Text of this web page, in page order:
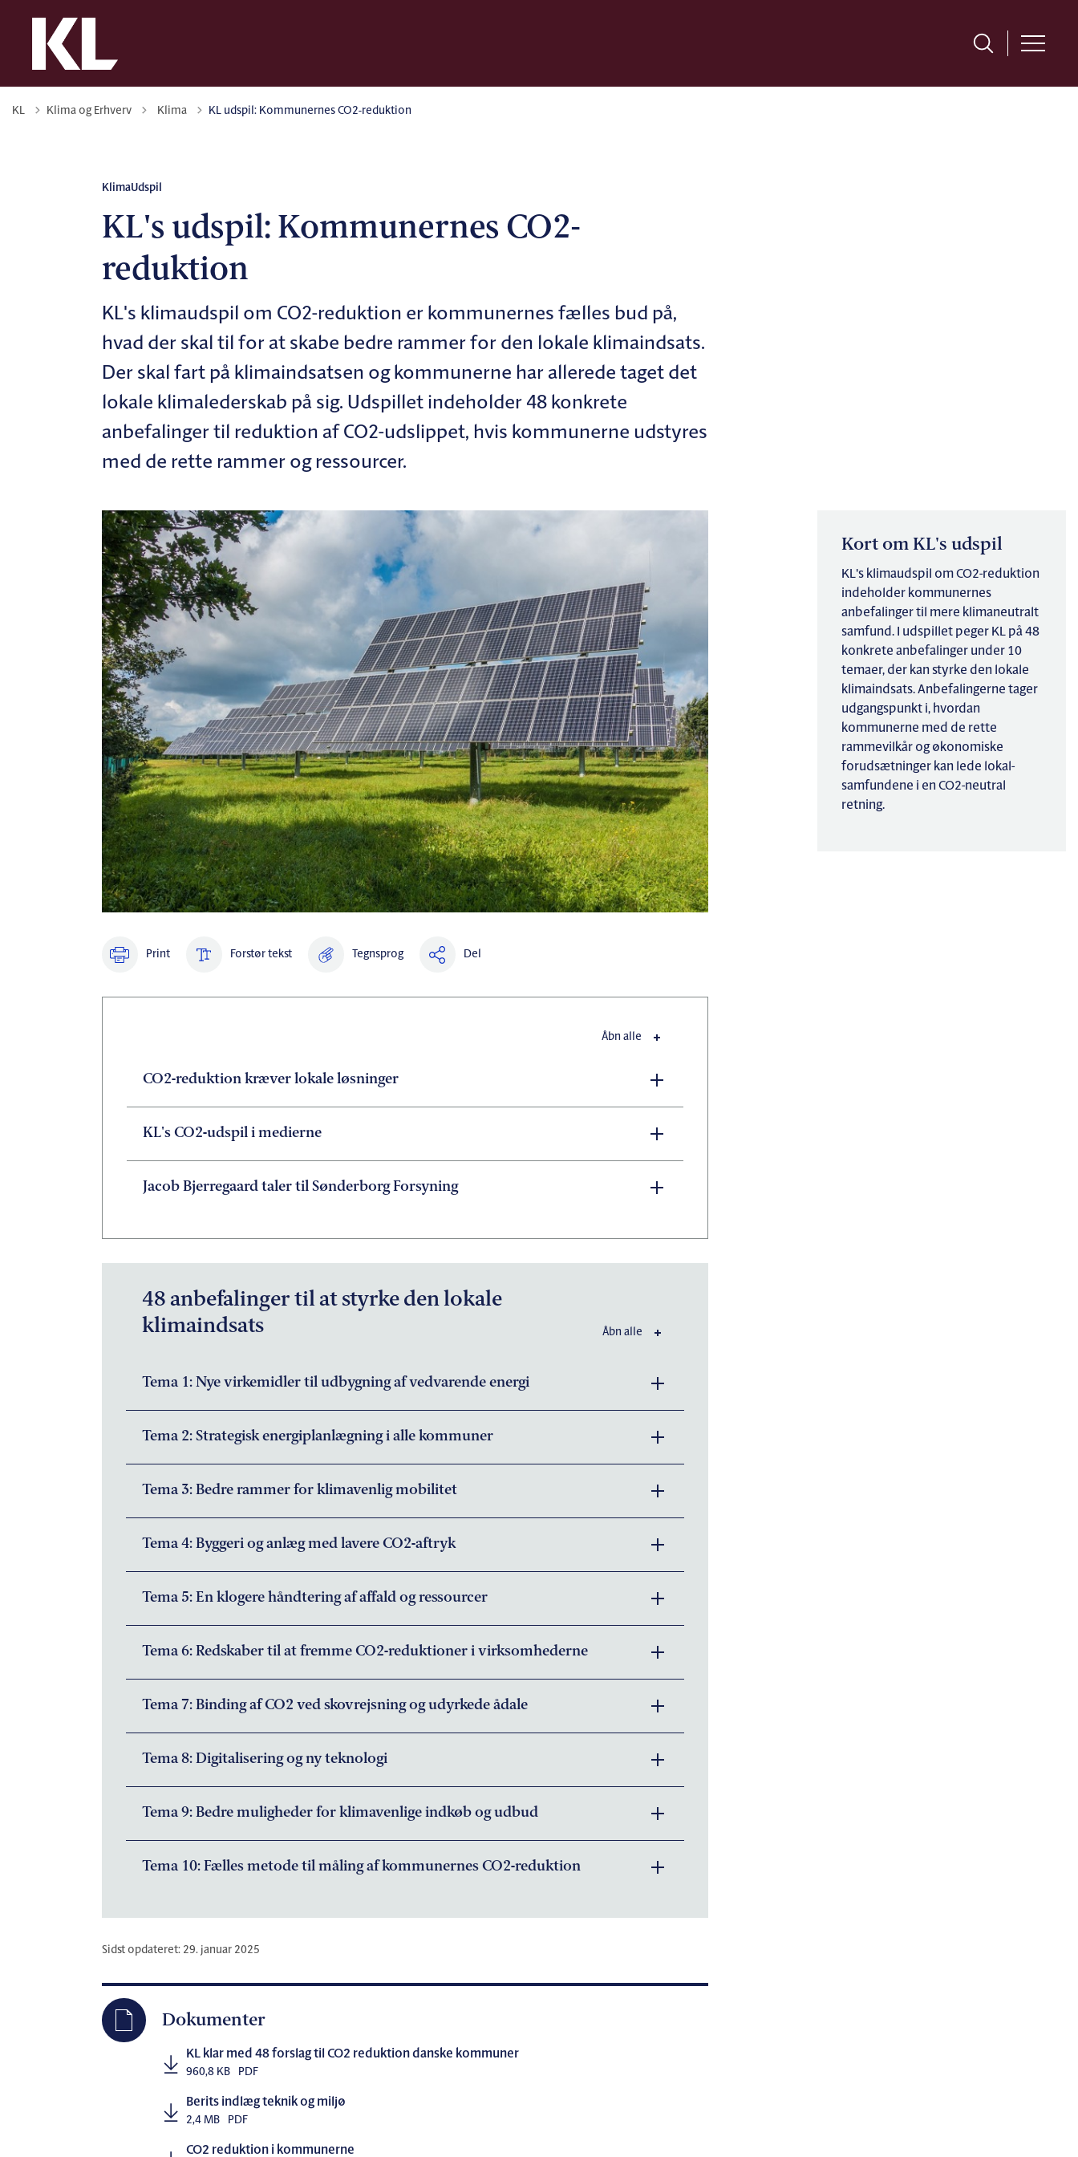
KL Klima og Erhverv Tilbage til
Klima KL udspil: Kommunernes CO2-reduktion
KlimaUdspil
KL's udspil: Kommunernes CO2-
reduktion
KL's klimaudspil om CO2-reduktion er kommunernes fælles bud på,
hvad der skal til for at skabe bedre rammer for den lokale klimaindsats.
Der skal fart på klimaindsatsen og kommunerne har allerede taget det
lokale klimalederskab på sig. Udspillet indeholder 48 konkrete
anbefalinger til reduktion af CO2-udslippet, hvis kommunerne udstyres
med de rette rammer og ressourcer.
Print Forstør tekst Tegnsprog Del
Åbn alle
CO2-reduktion kræver lokale løsninger
KL's CO2-udspil i medierne
Jacob Bjerregaard taler til Sønderborg Forsyning
48 anbefalinger til at styrke den lokale
klimaindsats
Åbn alle
Tema 1: Nye virkemidler til udbygning af vedvarende energi
Tema 2: Strategisk energiplanlægning i alle kommuner
Tema 3: Bedre rammer for klimavenlig mobilitet
Tema 4: Byggeri og anlæg med lavere CO2-aftryk
Tema 5: En klogere håndtering af affald og ressourcer
Tema 6: Redskaber til at fremme CO2-reduktioner i virksomhederne
Tema 7: Binding af CO2 ved skovrejsning og udyrkede ådale
Tema 8: Digitalisering og ny teknologi
Tema 9: Bedre muligheder for klimavenlige indkøb og udbud
Tema 10: Fælles metode til måling af kommunernes CO2-reduktion
Kort om KL's udspil
KL's klimaudspil om CO2-reduktion
indeholder kommunernes
anbefalinger til mere klimaneutralt
samfund. I udspillet peger KL på 48
konkrete anbefalinger under 10
temaer, der kan styrke den lokale
klimaindsats. Anbefalingerne tager
udgangspunkt i, hvordan
kommunerne med de rette
rammevilkår og økonomiske
forudsætninger kan lede lokal-
samfundene i en CO2-neutral
retning.
Sidst opdateret: 29. januar 2025
Dokumenter
KL klar med 48 forslag til CO2 reduktion danske kommuner
960,8 KB PDF
Berits indlæg teknik og miljø
2,4 MB PDF
CO2 reduktion i kommunerne